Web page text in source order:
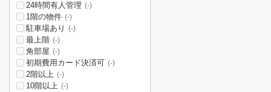
24時間有人管理 (-)
1階の物件 (-)
駐車場あり (-)
最上階 (-)
角部屋 (-)
初期費用カード決済可 (-)
2階以上 (-)
10階以上 (-)